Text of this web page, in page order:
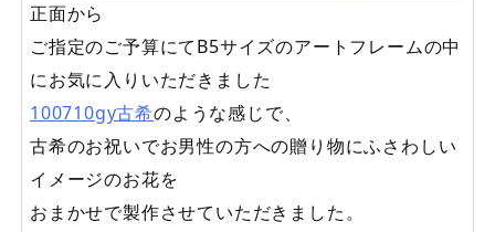
正面から
ご指定のご予算にてB5サイズのアートフレームの中
にお気に入りいただきました
100710gy古希のような感じで、
古希のお祝いでお男性の方への贈り物にふさわしい
イメージのお花を
おまかせで製作させていただきました。